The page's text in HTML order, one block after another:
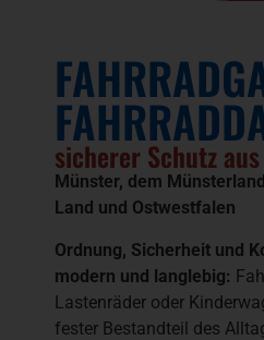
sicherer Schutz
Münster, dem
Land und Ostwestfalen
Ordnung, Sicherheit und
modern und langlebig:
Lastenräder oder
fester Bestandteil des